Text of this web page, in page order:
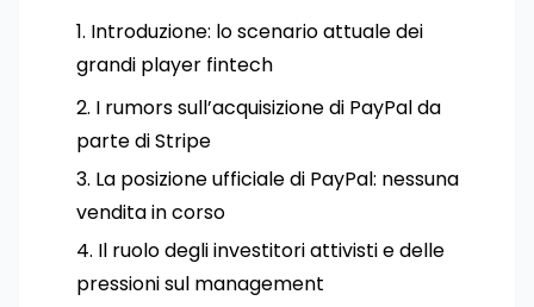
Introduzione: lo scenario attuale dei
grandi player fintech
I rumors sull’acquisizione di PayPal da
parte di Stripe
La posizione ufficiale di PayPal: nessuna
vendita in corso
Il ruolo degli investitori attivisti e delle
pressioni sul management